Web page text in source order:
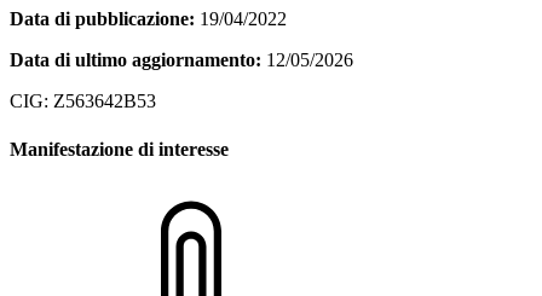
Data di pubblicazione: 19/04/2022
Data di ultimo aggiornamento: 12/05/2026
CIG: Z563642B53
Manifestazione di interesse